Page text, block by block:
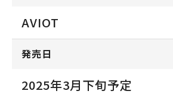
AVIOT
発売日
2025年3月下旬予定